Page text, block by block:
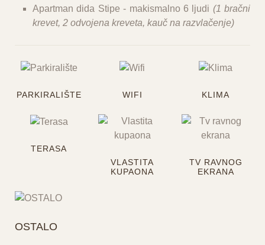
Apartman dida Stipe- makismalno 6 ljudi (1 bračni
krevet, 2 odvojena kreveta, kauč na razvlačenje)
PARKIRALIŠTE WIFI KLIMA
TERASA
VLASTITA
KUPAONA
TV RAVNOG
EKRANA
OSTALO